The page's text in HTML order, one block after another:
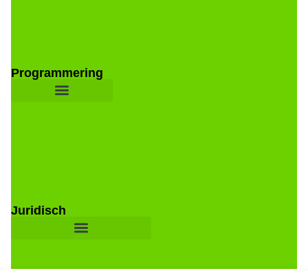
Programmering
Juridisch